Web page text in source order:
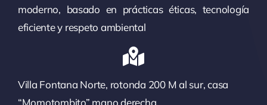
moderno, basado en prácticas éticas, tecnología
eficiente y respeto ambiental
Villa Fontana Norte, rotonda 200 M al sur, casa
“Momotombito” mano derecha.